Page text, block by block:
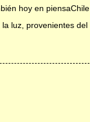
hoy en piensaChile
luz, provenientes del